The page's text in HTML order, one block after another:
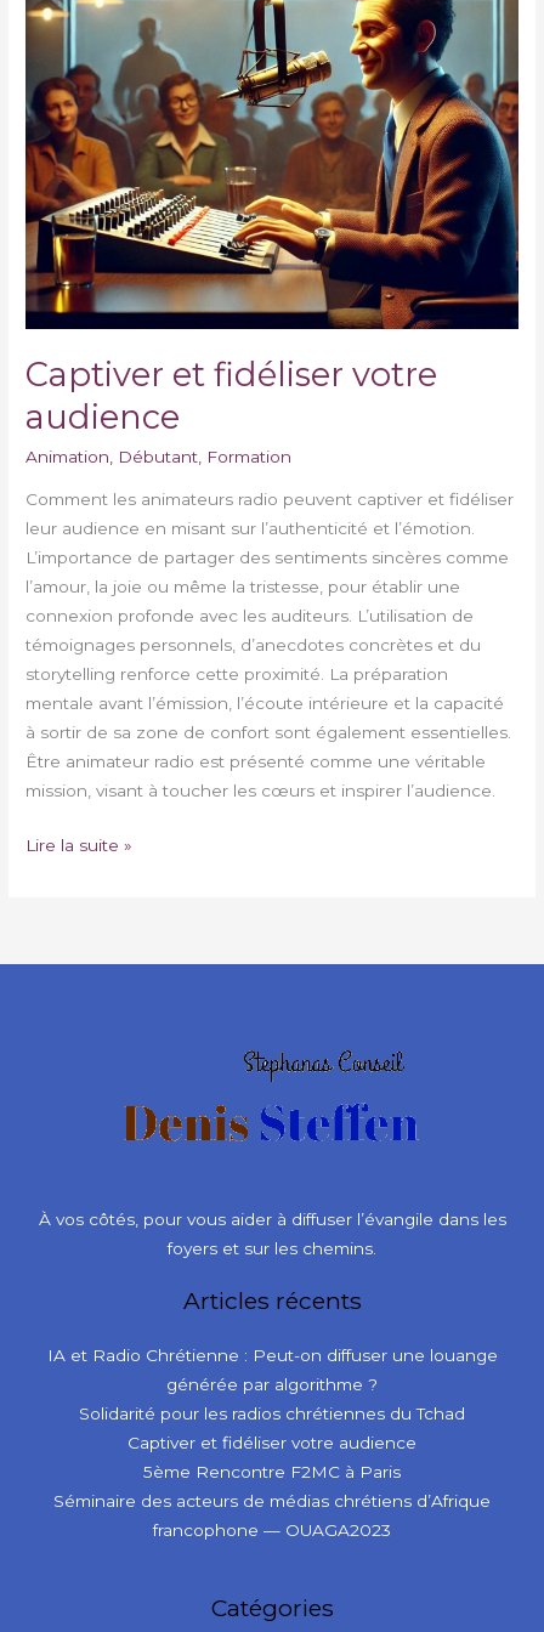
Captiver et fidéliser votre
audience
Animation Débutant Formation
Comment les animateurs radio peuvent captiver et fidéliser
leur audience en misant sur l’authenticité et l’émotion.
L’importance de partager des sentiments sincères comme
l’amour, la joie ou même la tristesse, pour établir une
connexion profonde avec les auditeurs. L’utilisation de
témoignages personnels, d’anecdotes concrètes et du
storytelling renforce cette proximité. La préparation
mentale avant l’émission, l’écoute intérieure et la capacité
à sortir de sa zone de confort sont également essentielles.
Être animateur radio est présenté comme une véritable
mission, visant à toucher les cœurs et inspirer l’audience.
Lire la suite »
À vos côtés, pour vous aider à diffuser l’évangile dans les
foyers et sur les chemins.
Articles récents
IA et Radio Chrétienne : Peut-on diffuser une louange
générée par algorithme ?
Solidarité pour les radios chrétiennes du Tchad
Captiver et fidéliser votre audience
5ème Rencontre F2MC à Paris
Séminaire des acteurs de médias chrétiens d’Afrique
francophone — OUAGA2023
Catégories